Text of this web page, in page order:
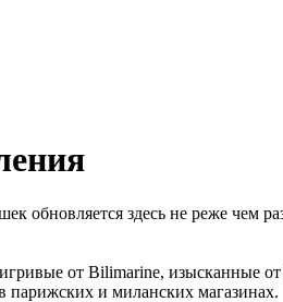
обновляется здесь не реже чем
от Bilimarine, изысканные
парижских и миланских магазинах.